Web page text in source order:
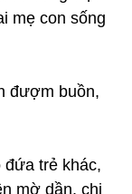
mẹ con sống
đượm buồn,
trẻ khác,
mờ dần, chị